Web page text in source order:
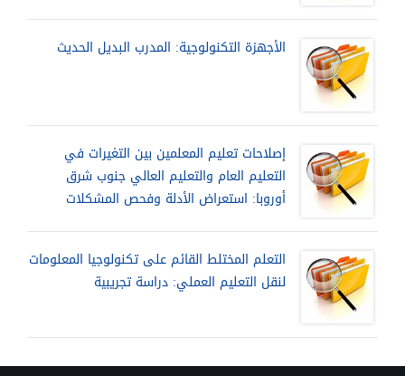
الأجهزة التكنولوجية: المدرب البديل الحديث
إصلاحات تعليم المعلمين بين التغيرات في
التعليم العام والتعليم العالي جنوب شرق
أوروبا: استعراض الأدلة وفحص المشكلات
التعلم المختلط القائم على تكنولوجيا المعلومات
لنقل التعليم العملي: دراسة تجريبية